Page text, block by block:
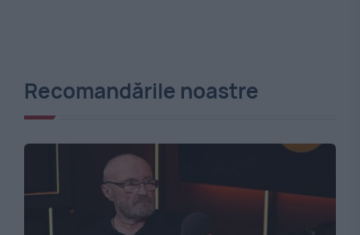
Recomandările noastre